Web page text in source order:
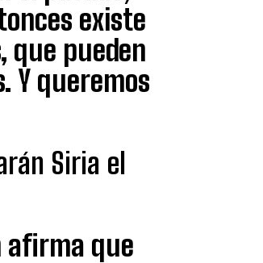
existe
que pueden
Y queremos
Siria el
afirma que